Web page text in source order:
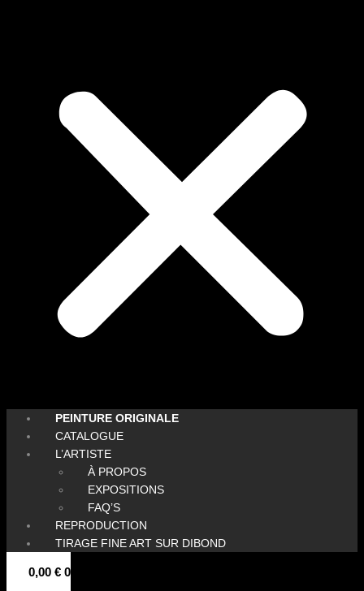
PEINTURE ORIGINALE
CATALOGUE
L’ARTISTE
À PROPOS
EXPOSITIONS
FAQ’S
REPRODUCTION
TIRAGE FINE ART SUR DIBOND
0,00 € 0